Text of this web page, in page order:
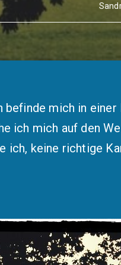
mich in
ich mich auf den
ich, keine richtige